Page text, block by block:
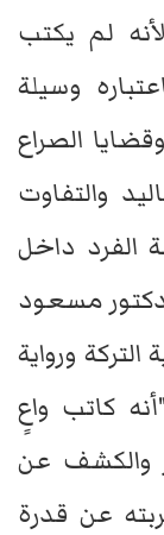
لم يكتب
وسيلة
الصراع
والتفاوت
الفرد داخل
مسعود
ورواية
كاتب واعٍ
والكشف عن
عن قدرة